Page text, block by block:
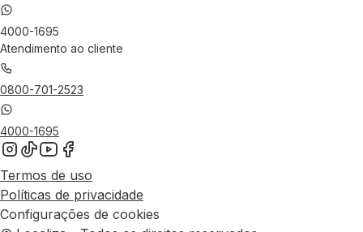
4000-1695
Atendimento ao cliente
0800-701-2523
4000-1695
Termos de uso
Políticas de privacidade
Configurações de cookies